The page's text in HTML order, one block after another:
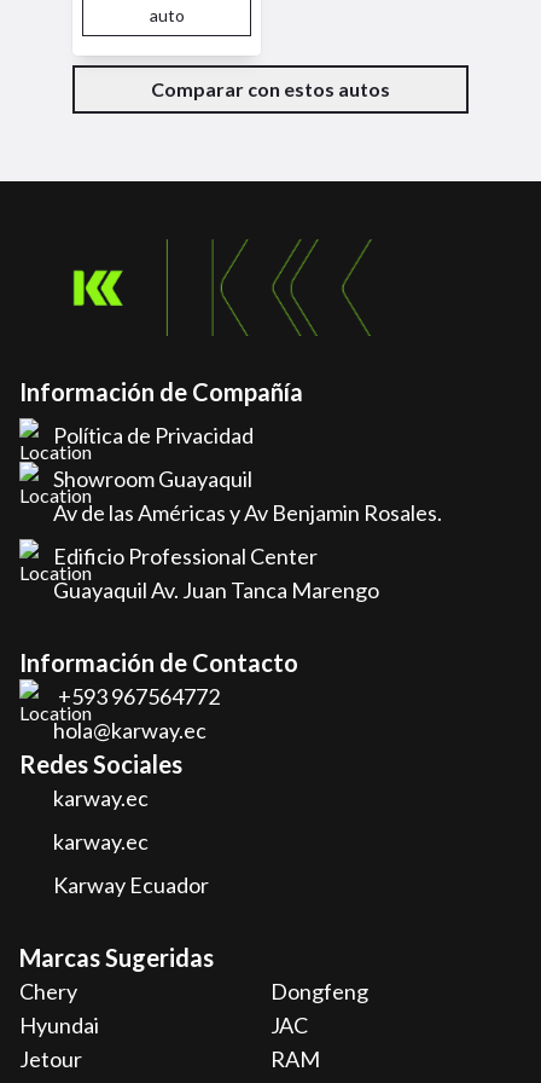
auto
Comparar con estos autos
Información de Compañía
Política de Privacidad
Showroom Guayaquil
Av de las Américas y Av Benjamin Rosales.
Edificio Professional Center
Guayaquil Av. Juan Tanca Marengo
Información de Contacto
+593 967564772
hola@karway.ec
Redes Sociales
karway.ec
karway.ec
Karway Ecuador
Marcas Sugeridas
Chery
Dongfeng
Hyundai
JAC
Jetour
RAM